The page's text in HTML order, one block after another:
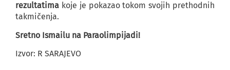
rezultatima koje je pokazao tokom svojih prethodnih
takmičenja.
Sretno Ismailu na Paraolimpijadi!
Izvor: R SARAJEVO